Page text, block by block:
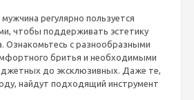
регулярно пользуется
чтобы поддерживать эстетику
Ознакомьтесь с разнообразными
бритья и необходимыми
до эксклюзивных. Даже те,
найдут подходящий инструмент